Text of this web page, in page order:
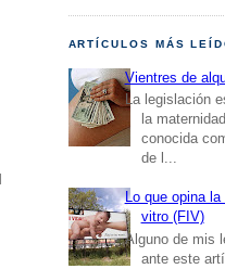
ARTÍCULOS MÁS
Vientres de
La legislación
la
conocida
de l...
Lo que opina
vitro (FIV)
Alguno de mis
ante este